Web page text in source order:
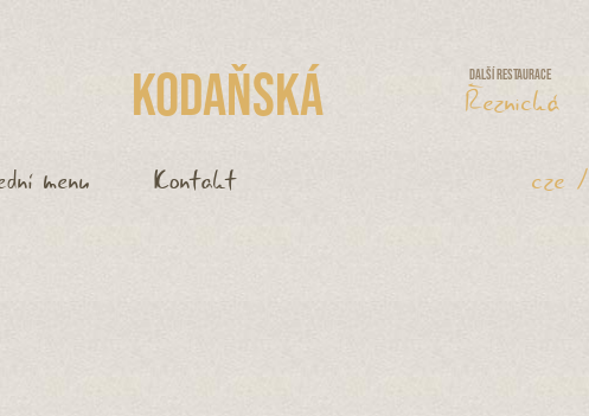
Kodaňská Další restaurace
Řeznická
menu Kontakt cze /